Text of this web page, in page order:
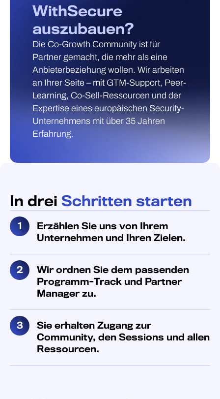
WithSecure
auszubauen?
Die Co-Growth Community ist für
Partner gemacht, die mehr als eine
Anbieterbeziehung wollen. Wir arbeiten
an Ihrer Seite – mit GTM-Support, Peer-
Learning, Co-Sell-Ressourcen und der
Expertise eines europäischen Security-
Unternehmens mit über 35 Jahren
Erfahrung.
In drei Schritten starten
Erzählen Sie uns von Ihrem
Unternehmen und Ihren Zielen.
Wir ordnen Sie dem passenden
Programm-Track und Partner
Manager zu.
Sie erhalten Zugang zur
Community, den Sessions und allen
Ressourcen.